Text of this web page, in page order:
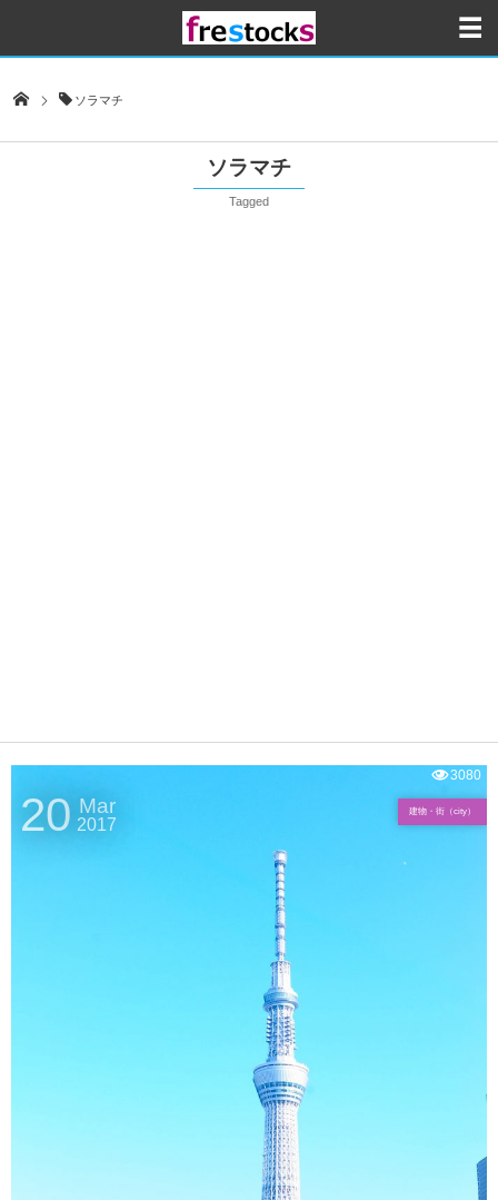
ソラマチ
ソラマチ
Tagged
20 Mar
2017
建物・街（city）
3080